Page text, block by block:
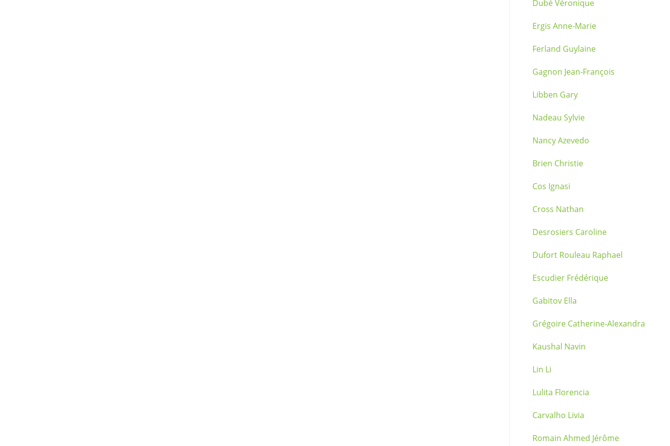
Dubé Véronique
Ergis Anne-Marie
Ferland Guylaine
Gagnon Jean-François
Libben Gary
Nadeau Sylvie
Nancy Azevedo
Brien Christie
Cos Ignasi
Cross Nathan
Desrosiers Caroline
Dufort Rouleau Raphael
Escudier Frédérique
Gabitov Ella
Grégoire Catherine-Alexandra
Kaushal Navin
Lin Li
Lulita Florencia
Carvalho Livia
Romain Ahmed Jérôme